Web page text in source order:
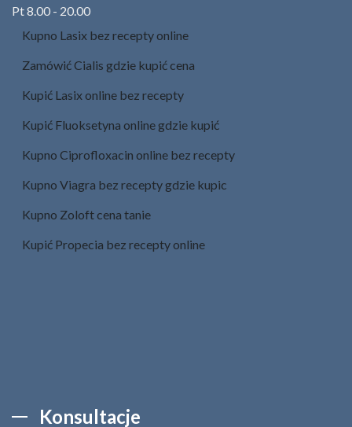
Pt 8.00 - 20.00
Kupno Lasix bez recepty online
Zamówić Cialis gdzie kupić cena
Kupić Lasix online bez recepty
Kupić Fluoksetyna​ online gdzie kupić
Kupno Ciprofloxacin online bez recepty
Kupno Viagra bez recepty gdzie kupic
Kupno Zoloft cena tanie
Kupić Propecia bez recepty online
Konsultacje